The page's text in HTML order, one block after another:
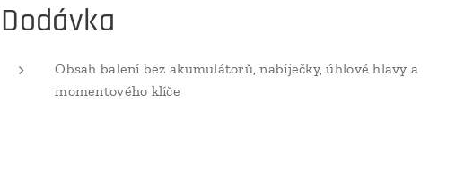
Dodávka
Obsah balení bez akumulátorů, nabíječky, úhlové hlavy a
momentového klíče